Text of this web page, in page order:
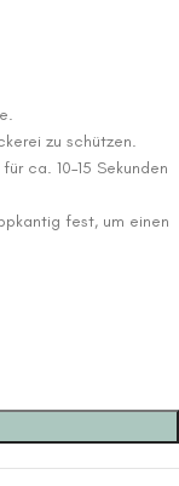
zu schützen.
ca. 10–15 Sekunden
fest, um einen